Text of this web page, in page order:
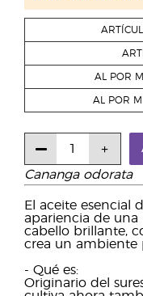
Cananga odorata
El aceite esencial
apariencia de una
cabello brillante,
crea un ambiente
- Qué es:
Originario del
AL POR
AL POR